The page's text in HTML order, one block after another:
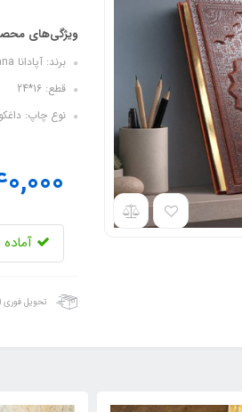
ویژگی‌های
برند: آپادانا Apadana
قطع: 16*24
نوع چاپ:
تحویل فوری